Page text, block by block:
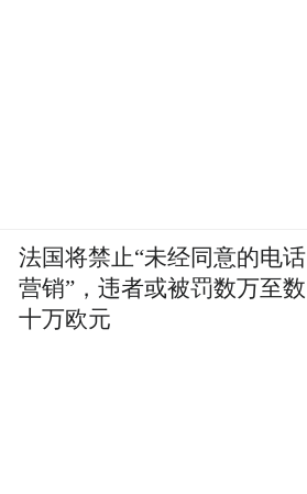
法国将禁止“未经同意的电话
营销”，违者或被罚数万至数
十万欧元